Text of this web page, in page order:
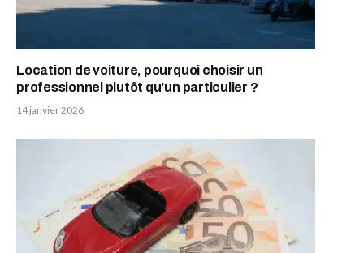
Location de voiture, pourquoi choisir un
professionnel plutôt qu’un particulier ?
14 janvier 2026